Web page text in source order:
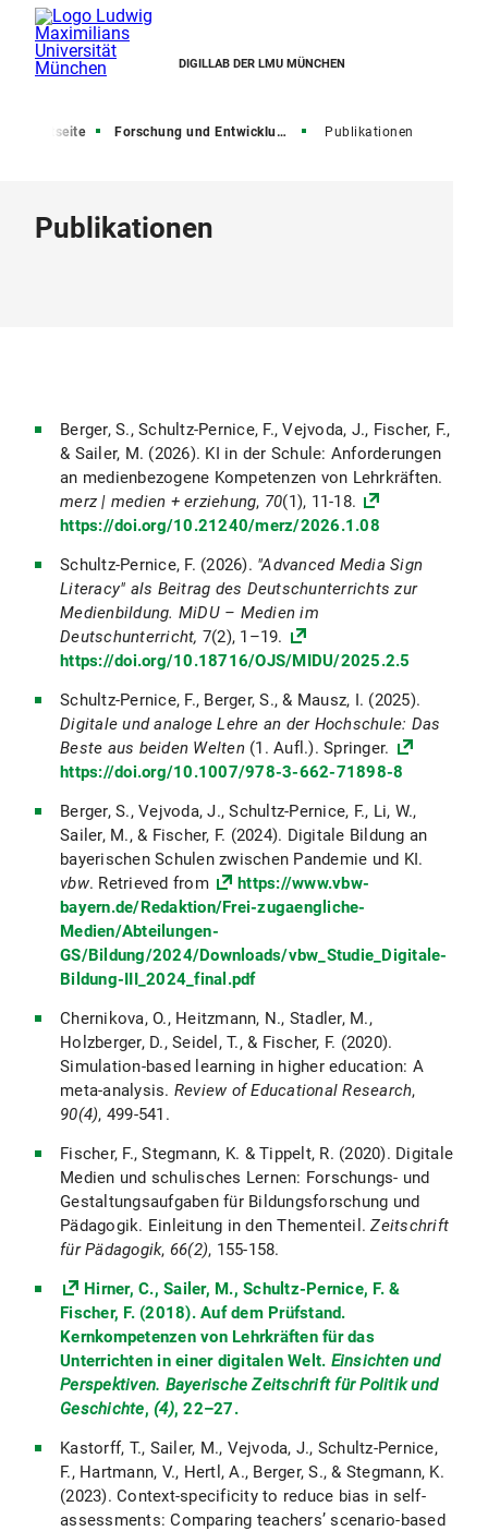
DIGILLAB DER LMU MÜNCHEN
Startseite Forschung und Entwicklung Publikationen
Publikationen
Berger, S., Schultz-Pernice, F., Vejvoda, J., Fischer, F.,
& Sailer, M. (2026). KI in der Schule: Anforderungen
an medienbezogene Kompetenzen von Lehrkräften.
merz | medien + erziehung, 70(1), 11-18.
https://doi.org/10.21240/merz/2026.1.08
Schultz-Pernice, F. (2026). "Advanced Media Sign
Literacy" als Beitrag des Deutschunterrichts zur
Medienbildung. MiDU – Medien im
Deutschunterricht, 7(2), 1–19.
https://doi.org/10.18716/OJS/MIDU/2025.2.5
Schultz-Pernice, F., Berger, S., & Mausz, I. (2025).
Digitale und analoge Lehre an der Hochschule: Das
Beste aus beiden Welten(1. Aufl.). Springer.
https://doi.org/10.1007/978-3-662-71898-8
Berger, S., Vejvoda, J., Schultz-Pernice, F., Li, W.,
Sailer, M., & Fischer, F. (2024). Digitale Bildung an
bayerischen Schulen zwischen Pandemie und KI.
vbw. Retrieved from
https://www.vbw-
bayern.de/Redaktion/Frei-zugaengliche-
Medien/Abteilungen-
GS/Bildung/2024/Downloads/vbw_Studie_Digitale-
Bildung-III_2024_final.pdf
Chernikova, O., Heitzmann, N., Stadler, M.,
Holzberger, D., Seidel, T., & Fischer, F. (2020).
Simulation-based learning in higher education: A
meta-analysis. Review of Educational Research,
90(4), 499-541.
Fischer, F., Stegmann, K. & Tippelt, R. (2020). Digitale
Medien und schulisches Lernen: Forschungs- und
Gestaltungsaufgaben für Bildungsforschung und
Pädagogik. Einleitung in den Thementeil.Zeitschrift
für Pädagogik, 66(2), 155-158.
Hirner, C., Sailer, M., Schultz-Pernice, F. &
Fischer, F. (2018). Auf dem Prüfstand.
Kernkompetenzen von Lehrkräften für das
Unterrichten in einer digitalen Welt. Einsichten und
Perspektiven. Bayerische Zeitschrift für Politik und
Geschichte, (4), 22–27.
Kastorff, T., Sailer, M., Vejvoda, J., Schultz-Pernice,
F., Hartmann, V., Hertl, A., Berger, S., & Stegmann, K.
(2023). Context-specificity to reduce bias in self-
assessments: Comparing teachers’ scenario-based